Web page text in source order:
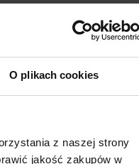
O plikach cookies
z naszej strony
jakość zakupów w
A5 192k "Teatr Polski"